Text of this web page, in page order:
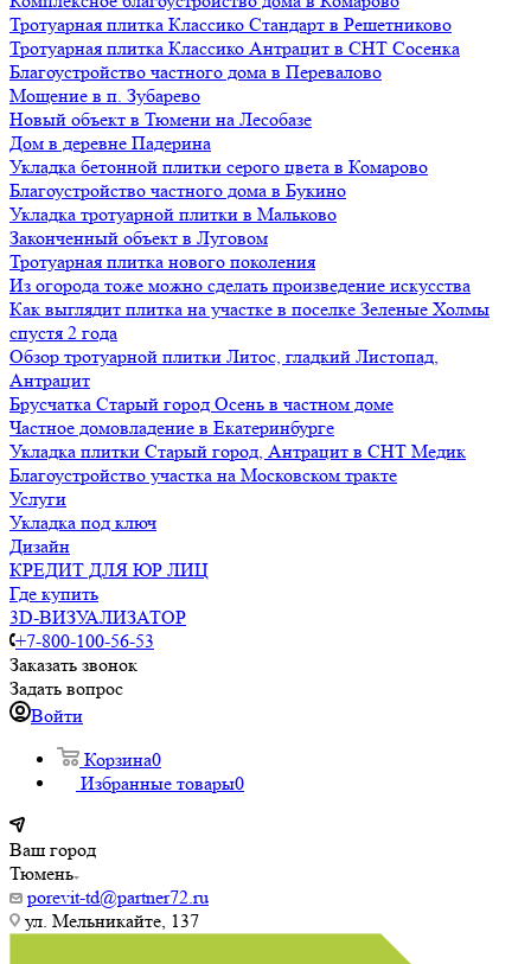
Тротуарная плитка Классико Стандарт в Решетниково
Тротуарная плитка Классико Антрацит в СНТ Сосенка
Благоустройство частного дома в Перевалово
Мощение в п. Зубарево
Новый объект в Тюмени на Лесобазе
Дом в деревне Падерина
Укладка бетонной плитки серого цвета в Комарово
Благоустройство частного дома в Букино
Укладка тротуарной плитки в Мальково
Законченный объект в Луговом
Тротуарная плитка нового поколения
Из огорода тоже можно сделать произведение искусства
Как выглядит плитка на участке в поселке Зеленые Холмы
спустя 2 года
Обзор тротуарной плитки Литос, гладкий Листопад,
Антрацит
Брусчатка Старый город Осень в частном доме
Частное домовладение в Екатеринбурге
Укладка плитки Старый город, Антрацит в СНТ Медик
Благоустройство участка на Московском тракте
Услуги
Укладка под ключ
Дизайн
КРЕДИТ ДЛЯ ЮР ЛИЦ
Где купить
3D-ВИЗУАЛИЗАТОР
+7-800-100-56-53
Заказать звонок
Задать вопрос
Войти
Корзина0
Избранные товары0
Ваш город
Тюмень
porevit-td@partner72.ru
ул. Мельникайте, 137